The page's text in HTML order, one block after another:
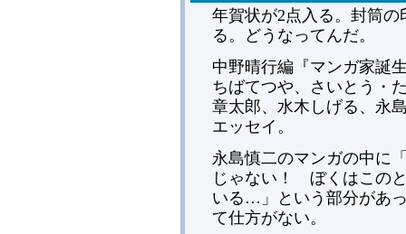
年賀状が2点入る。封筒
る。どうなってんだ。
中野晴行編『マンガ家誕
ちばてつや、さいとう・
章太郎、水木しげる、永
エッセイ。
永島慎二のマンガの中に
じゃない！ ぼくはこの
いる…」という部分があ
て仕方がない。